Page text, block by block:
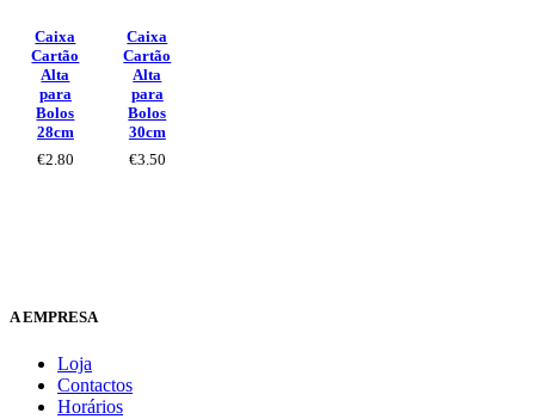
Caixa
Cartão
Alta
para
Bolos
28cm
€2.80
Caixa
Cartão
Alta
para
Bolos
30cm
€3.50
A EMPRESA
Loja
Contactos
Horários